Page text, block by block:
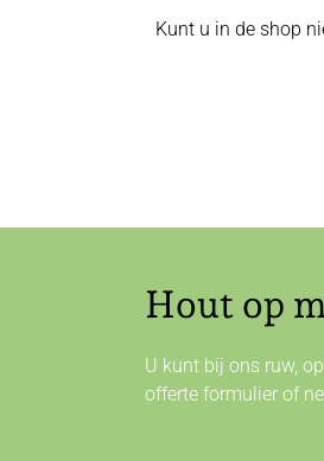
Kunt u in de shop
Hout op
U kunt bij ons ruw,
offerte formulier of